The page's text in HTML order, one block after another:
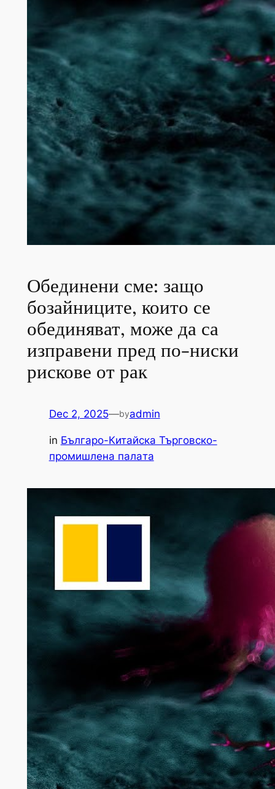
Обединени сме: защо
бозайниците, които се
обединяват, може да са
изправени пред по-ниски
рискове от рак
Dec 2, 2025—byadmin
in Българо-Китайска Търговско-
промишлена палaта